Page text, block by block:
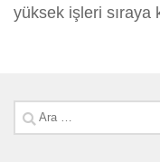
yüksek işleri sıraya
Arama: